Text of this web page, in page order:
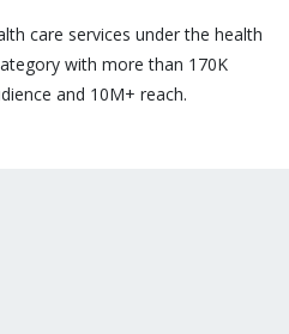
care services under the health
with more than 170K
and 10M+ reach.